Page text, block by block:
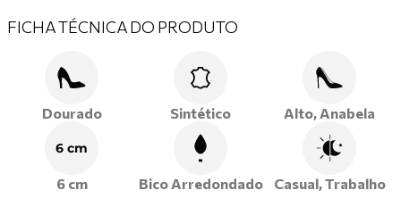
FICHA TÉCNICA DO PRODUTO
Dourado Sintético Alto, Anabela
6 cm
6 cm Bico Arredondado Casual, Trabalho